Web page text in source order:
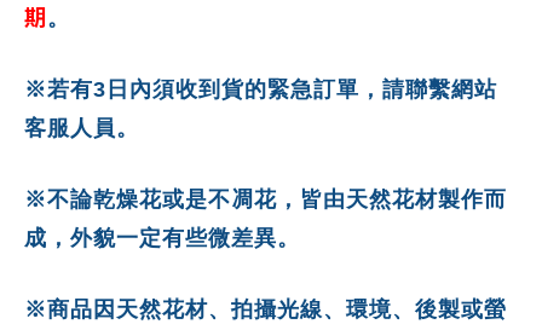
期 。
※若有3日內須收到貨的緊急訂單，請聯繫網站
客服人員。
※不論乾燥花或是不凋花，皆由天然花材製作而
成，外貌一定有些微差異。
※商品因天然花材、拍攝光線、環境、後製或螢